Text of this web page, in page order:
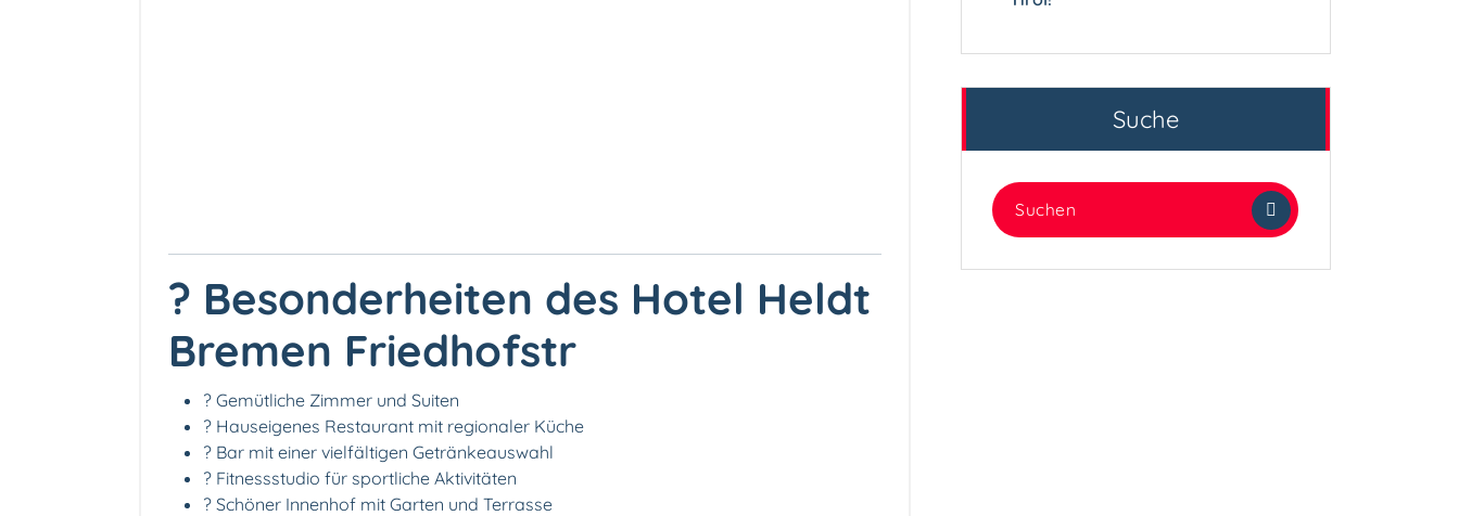
? Besonderheiten des Hotel Heldt
Bremen Friedhofstr
?️ Gemütliche Zimmer und Suiten
?️ Hauseigenes Restaurant mit regionaler Küche
? Bar mit einer vielfältigen Getränkeauswahl
?️ Fitnessstudio für sportliche Aktivitäten
? Schöner Innenhof mit Garten und Terrasse
Suche
Suchen
nach: